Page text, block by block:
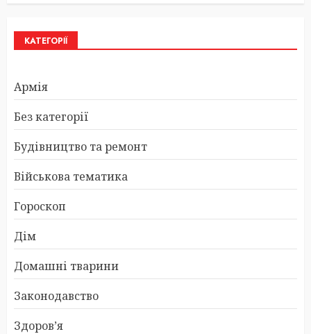
КАТЕГОРІЇ
Армія
Без категорії
Будівництво та ремонт
Військова тематика
Гороскоп
Дім
Домашні тварини
Законодавство
Здоров’я